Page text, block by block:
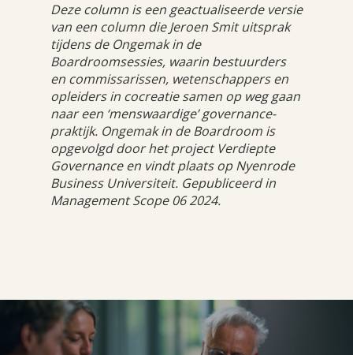
Deze column is een geactualiseerde versie
van een column die Jeroen Smit uitsprak
tijdens de Ongemak in de
Boardroomsessies, waarin bestuurders
en commissarissen, wetenschappers en
opleiders in cocreatie samen op weg gaan
naar een ‘menswaardige’ governance-
praktijk. Ongemak in de Boardroom is
opgevolgd door het project Verdiepte
Governance en vindt plaats op Nyenrode
Business Universiteit. Gepubliceerd in
Management Scope 06 2024.